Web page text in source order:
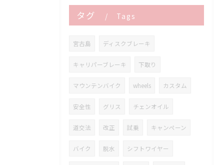
タグ Tags
宮古島 ディスクブレーキ
キャリパーブレーキ 下取り
マウンテンバイク wheels カスタム
安全性 グリス チェンオイル
道交法 改正 試乗 キャンペーン
バイク 脱水 シフトワイヤー